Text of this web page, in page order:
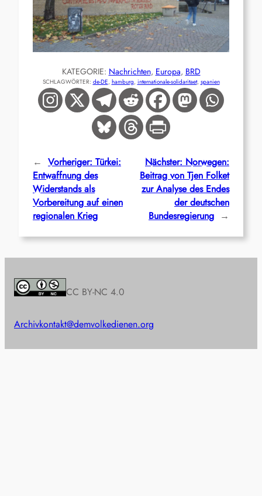
KATEGORIE: Nachrichten, Europa, BRD
SCHLAGWÖRTER: de-DE, hamburg, internationale-solidaritaet, spanien
← Vorheriger: Türkei:
Entwaffnung des
Widerstands als
Vorbereitung auf einen
regionalen Krieg
Nächster: Norwegen:
Beitrag von Tjen Folket
zur Analyse des Endes
der deutschen
Bundesregierung →
CC BY-NC 4.0
Archivkontakt@demvolkedienen.org